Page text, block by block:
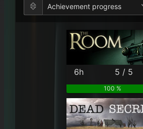
Achievement progress
6h 5 / 5
100 %